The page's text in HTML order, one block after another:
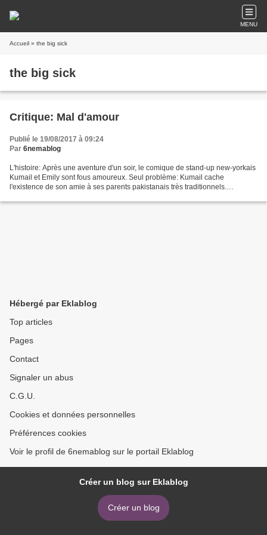
MENU
Accueil » the big sick
the big sick
Critique: Mal d'amour
Publié le 19/08/2017 à 09:24
Par 6nemablog
L'histoire: Après une aventure d'un soir, le comique de stand-up new-yorkais
Kumail et Emily sont fous amoureux. Seul problème: Kumail cache
l'existence de son amie à ses parents pakistanais très traditionnels.
Hébergé par Eklablog
Top articles
Pages
Contact
Signaler un abus
C.G.U.
Cookies et données personnelles
Préférences cookies
Voir le profil de 6nemablog sur le portail Eklablog
Créer un blog sur Eklablog
Créer un blog